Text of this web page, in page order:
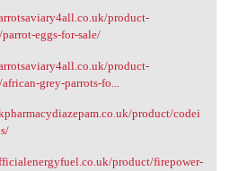
product-
eggs-for-sale/
product-
grey-parrots-fo...
product/codei
product/firepower-